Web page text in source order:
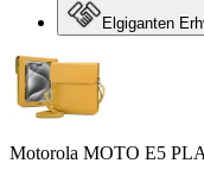
Elgiganten
Motorola MOTO E5